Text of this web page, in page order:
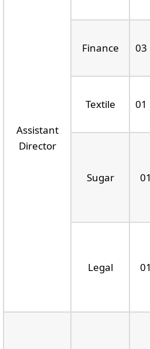
Assistant
Director
Finance 03
Textile 01
Sugar 01
Legal 01